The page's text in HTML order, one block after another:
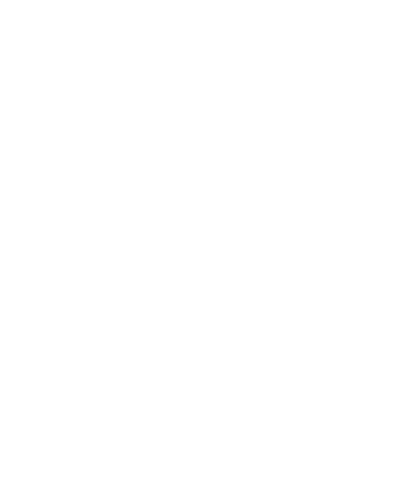
d'un soutien pour les
plus de précision.
coordination des dépôts et
et 28, avec une observation